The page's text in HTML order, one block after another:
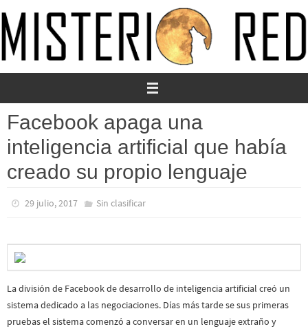
al
contenido
Facebook apaga una
inteligencia artificial que había
creado su propio lenguaje
29 julio, 2017 Sin clasificar
La división de Facebook de desarrollo de inteligencia artificial creó un
sistema dedicado a las negociaciones. Días más tarde se sus primeras
pruebas el sistema comenzó a conversar en un lenguaje extraño y